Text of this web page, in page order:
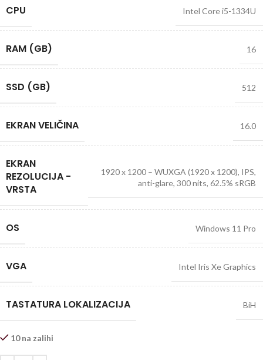
CPU Intel Core i5-1334U
RAM (GB) 16
SSD (GB) 512
EKRAN VELIČINA 16.0
EKRAN
REZOLUCIJA -
VRSTA
1920 x 1200 – WUXGA (1920 x 1200), IPS,
anti-glare, 300 nits, 62.5% sRGB
OS Windows 11 Pro
VGA Intel Iris Xe Graphics
TASTATURA LOKALIZACIJA BiH
10 na zalihi